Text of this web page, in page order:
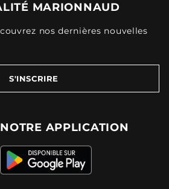
MARIONNAUD
nos dernières nouvelles
S'INSCRIRE
APPLICATION